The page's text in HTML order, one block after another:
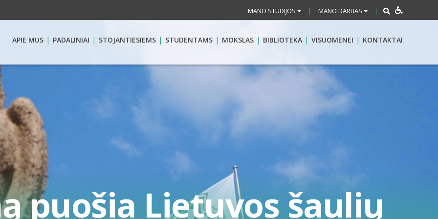
MANO STUDIJOS | MANO DARBAS |
APIE MUS PADALINIAI STOJANTIESIEMS STUDENTAMS MOKSLAS BIBLIOTEKA VISUOMENEI KONTAKTAI
puošia Lietuvos šaulių